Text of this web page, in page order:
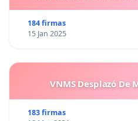
184 firmas
15 Jan 2025
VNMS Desplazó De
183 firmas